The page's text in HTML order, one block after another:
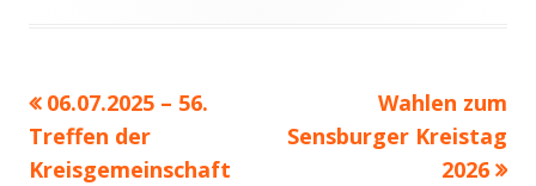
Beitrags-
Navigation
Vorheriger
Beitrag:
06.07.2025 – 56.
Treffen der
Kreisgemeinschaft
Nächster
Beitrag
Wahlen zum
Sensburger Kreistag
2026